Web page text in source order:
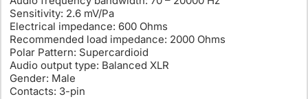
Sensitivity: 2.6 mV/Pa
Electrical impedance: 600 Ohms
Recommended load impedance: 2000 Ohms
Polar Pattern: Supercardioid
Audio output type: Balanced XLR
Gender: Male
Contacts: 3-pin